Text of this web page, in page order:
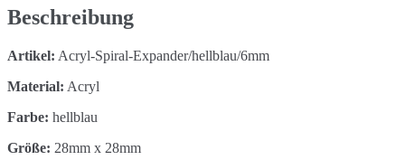
Menge
Beschreibung
Artikel: Acryl-Spiral-Expander/hellblau/6mm
Material: Acryl
Farbe: hellblau
Größe: 28mm x 28mm